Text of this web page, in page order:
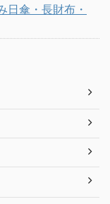
日傘・長財布・